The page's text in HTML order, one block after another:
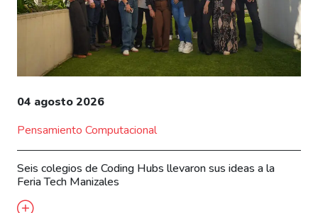
04 agosto 2026
Pensamiento Computacional
Seis colegios de Coding Hubs llevaron sus ideas a la
Feria Tech Manizales